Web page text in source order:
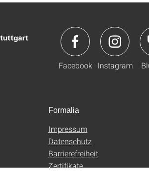
Facebook Instagram
Formalia
Impressum
Datenschutz
Barrierefreiheit
Zertifikate